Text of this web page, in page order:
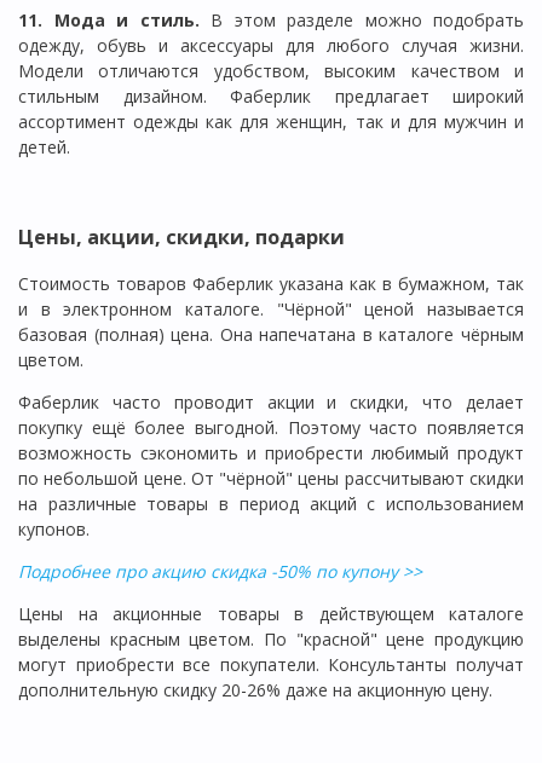
11. Мода и стиль. В этом разделе можно подобрать
одежду, обувь и аксессуары для любого случая жизни.
Модели отличаются удобством, высоким качеством и
стильным дизайном. Фаберлик предлагает широкий
ассортимент одежды как для женщин, так и для мужчин и
детей.
Цены, акции, скидки, подарки
Стоимость товаров Фаберлик указана как в бумажном, так
и в электронном каталоге. "Чёрной" ценой называется
базовая (полная) цена. Она напечатана в каталоге чёрным
цветом.
Фаберлик часто проводит акции и скидки, что делает
покупку ещё более выгодной. Поэтому часто появляется
возможность сэкономить и приобрести любимый продукт
по небольшой цене. От "чёрной" цены рассчитывают скидки
на различные товары в период акций с использованием
купонов.
Подробнее про акцию скидка -50% по купону >>
Цены на акционные товары в действующем каталоге
выделены красным цветом. По "красной" цене продукцию
могут приобрести все покупатели. Консультанты получат
дополнительную скидку 20-26% даже на акционную цену.